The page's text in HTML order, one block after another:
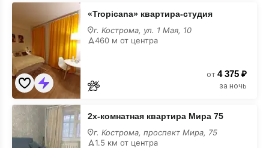
«Tropicana»
квартира-
студия
«Tropicana» квартира-студия
г. Кострома, ул. 1 Мая, 10
460 м от центра
от 4 375 ₽
за ночь
2х-
комнатная
квартира
Мира
2х-комнатная квартира Мира 75
г. Кострома, проспект Мира, 75
1.5 км от центра